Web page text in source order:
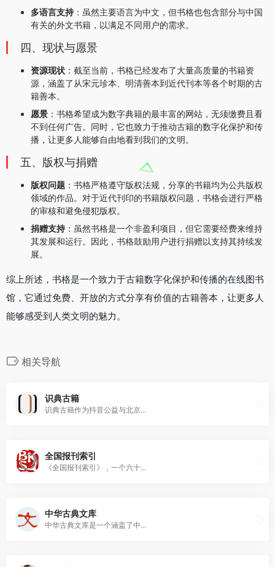
多语言支持 ：虽然主要语言为中文，但书格也包含部分与中国
有关的外文书籍，以满足不同用户的需求。
四、现状与愿景
资源现状 ：截至当前，书格已经发布了大量高质量的书籍资
源，涵盖了从宋元珍本、明清善本到近代刊本等各个时期的古
籍善本。
愿景 ：书格希望成为数字典籍的最丰富的网站，无须缴费且看
不到任何广告。同时，它也致力于推动古籍的数字化保护和传
播，让更多人能够自由地看到我们的文明。
五、版权与捐赠
版权问题 ：书格严格遵守版权法规，分享的书籍均为公共版权
领域的作品。对于近代刊印的书籍版权问题，书格会进行严格
的审核和避免侵犯版权。
捐赠支持 ：虽然书格是一个非盈利项目，但它需要经费来维持
其发展和运行。因此，书格鼓励用户进行捐赠以支持其持续发
展。
综上所述，书格是一个致力于古籍数字化保护和传播的在线图书
馆，它通过免费、开放的方式分享有价值的古籍善本，让更多人
能够感受到人类文明的魅力。
相关导航
识典古籍
识典古籍作为抖音公益与北京...
全国报刊索引
《全国报刊索引》，一个六十...
中华古典文库
中华古典文库是一个涵盖了中...